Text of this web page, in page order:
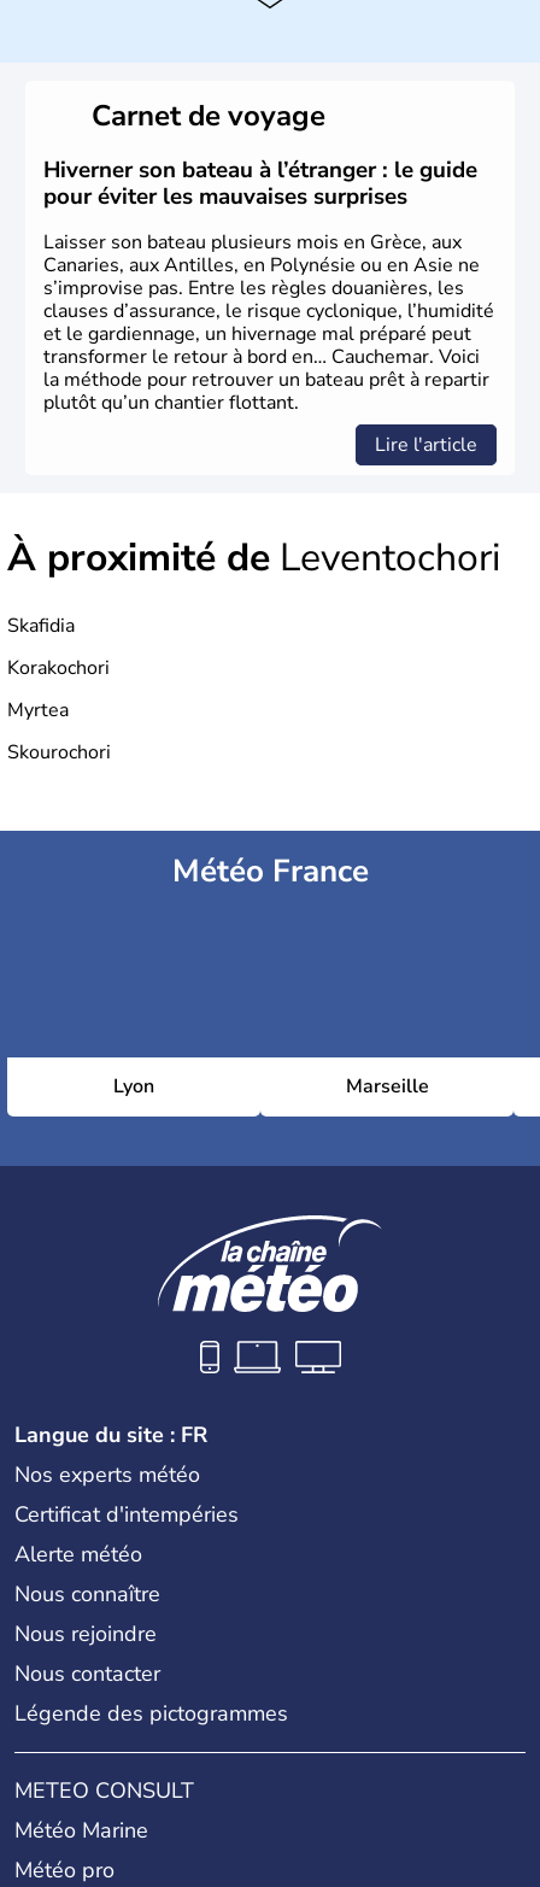
l'invention des Jeux Olympiques en 776 avant J.C. Le 25
mars 1820 sonne le début de la Guerre d'indépendance,
aujourd'hui date de la fête nationale grecque. La Grèce
est définitivement reconnue comme état indépendant à
partir de 1830.
Carnet de voyage
Hiverner son bateau à l’étranger : le guide
pour éviter les mauvaises surprises
Laisser son bateau plusieurs mois en Grèce, aux
Canaries, aux Antilles, en Polynésie ou en Asie ne
s’improvise pas. Entre les règles douanières, les
clauses d’assurance, le risque cyclonique, l’humidité
et le gardiennage, un hivernage mal préparé peut
transformer le retour à bord en… Cauchemar. Voici
la méthode pour retrouver un bateau prêt à repartir
plutôt qu’un chantier flottant.
Lire l'article
À proximité de Leventochori
Skafidia
Korakochori
Myrtea
Skourochori
Météo France
Lyon Marseille
Langue du site : FR
Nos experts météo
Certificat d'intempéries
Alerte météo
Nous connaître
Nous rejoindre
Nous contacter
Légende des pictogrammes
METEO CONSULT
Météo Marine
Météo pro